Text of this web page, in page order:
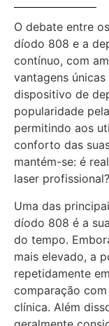
O debate entre
díodo 808 e a
contínuo, com
vantagens
dispositivo de
popularidade
permitindo aos
conforto das
mantém-se: é
laser profissional?
Uma das
díodo 808 é a
do tempo.
mais elevado, a
repetidamente
comparação
clínica. Além